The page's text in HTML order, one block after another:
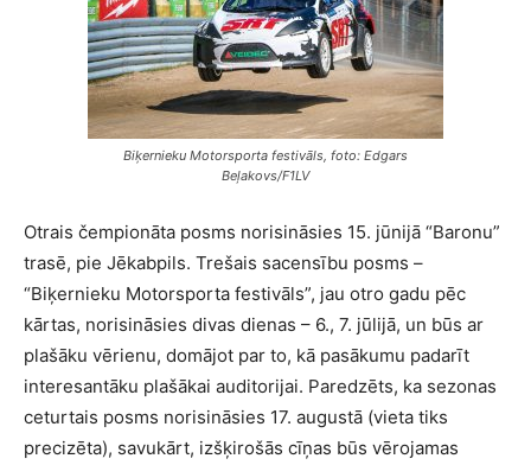
Biķernieku Motorsporta festivāls, foto: Edgars
Beļakovs/F1LV
Otrais čempionāta posms norisināsies 15. jūnijā “Baronu”
trasē, pie Jēkabpils. Trešais sacensību posms –
“Biķernieku Motorsporta festivāls”, jau otro gadu pēc
kārtas, norisināsies divas dienas – 6., 7. jūlijā, un būs ar
plašāku vērienu, domājot par to, kā pasākumu padarīt
interesantāku plašākai auditorijai. Paredzēts, ka sezonas
ceturtais posms norisināsies 17. augustā (vieta tiks
precizēta), savukārt, izšķirošās cīņas būs vērojamas